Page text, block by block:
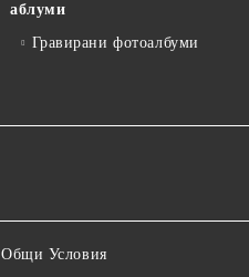
аблуми
Гравирани фотоалбуми
Общи Условия